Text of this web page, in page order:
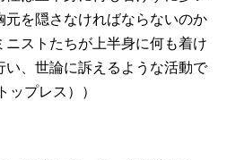
を隠さなければならないのか
ニストたちが上半身に何も着け
、世論に訴えるような活動で
ップレス））